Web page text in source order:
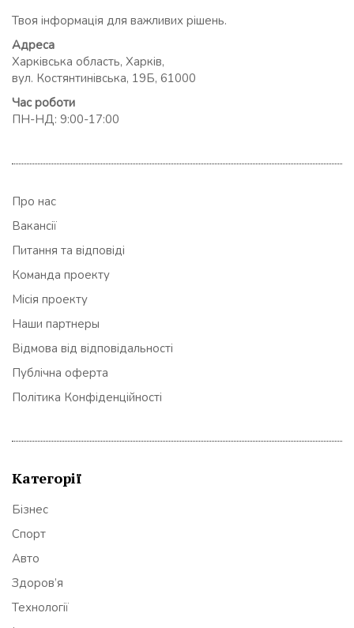
Твоя інформація для важливих рішень.
Адреса
Харківська область, Харків,
вул. Костянтинівська, 19Б, 61000
Час роботи
ПН-НД: 9:00-17:00
Про нас
Вакансії
Питання та відповіді
Команда проекту
Місія проекту
Наши партнеры
Відмова від відповідальності
Публічна оферта
Політика Конфіденційності
Категорії
Бізнес
Спорт
Авто
Здоров’я
Технології